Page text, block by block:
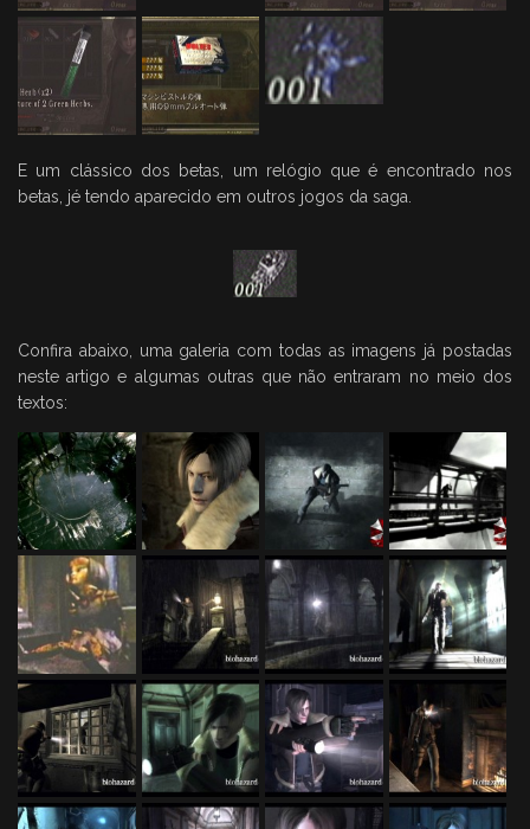
E um clássico dos betas, um relógio que é encontrado nos
betas, jé tendo aparecido em outros jogos da saga.
Confira abaixo, uma galeria com todas as imagens já postadas
neste artigo e algumas outras que não entraram no meio dos
textos: